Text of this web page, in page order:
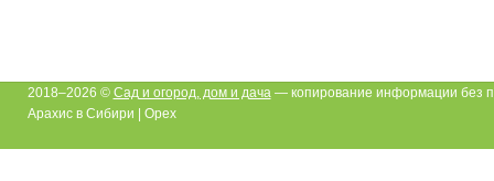
2018–2026 © Сад и огород, дом и дача— копирование информации без
Арахис в Сибири | Орех